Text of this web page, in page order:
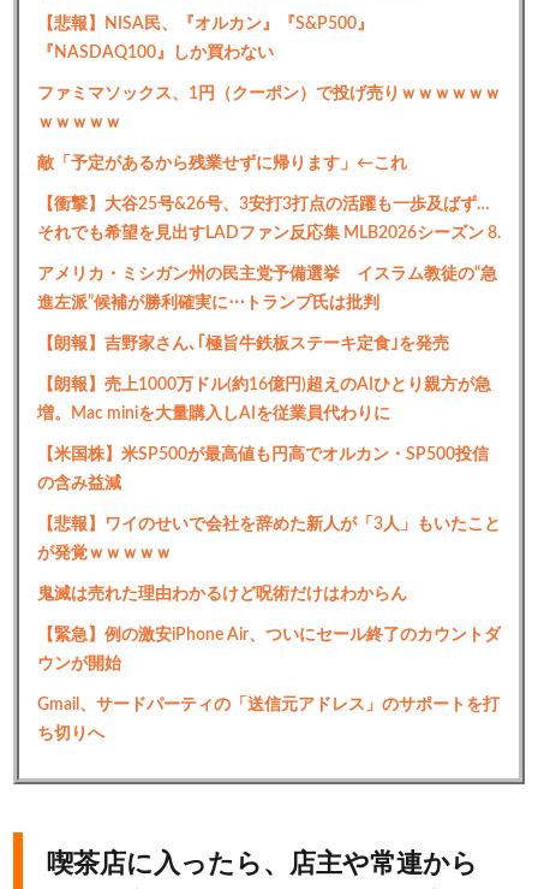
【悲報】NISA民、『オルカン』『S&P500』
『NASDAQ100』しか買わない
ファミマソックス、1円（クーポン）で投げ売りｗｗｗｗｗｗ
ｗｗｗｗｗ
敵「予定があるから残業せずに帰ります」←これ
【衝撃】大谷25号&26号、3安打3打点の活躍も一歩及ばず…
それでも希望を見出すLADファン反応集 MLB2026シーズン 8.
アメリカ・ミシガン州の民主党予備選挙 イスラム教徒の“急
進左派”候補が勝利確実に⋯トランプ氏は批判
【朗報】吉野家さん､｢極旨牛鉄板ステーキ定食｣を発売
【朗報】売上1000万ドル(約16億円)超えのAIひとり親方が急
増。Mac miniを大量購入しAIを従業員代わりに
【米国株】米SP500が最高値も円高でオルカン・SP500投信
の含み益減
【悲報】ワイのせいで会社を辞めた新人が「3人」もいたこと
が発覚ｗｗｗｗｗ
鬼滅は売れた理由わかるけど呪術だけはわからん
【緊急】例の激安iPhone Air、ついにセール終了のカウントダ
ウンが開始
Gmail、サードパーティの「送信元アドレス」のサポートを打
ち切りへ
喫茶店に入ったら、店主や常連から